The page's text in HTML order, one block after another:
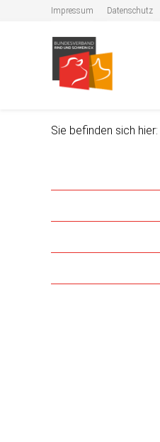
Impressum Datenschutz
Sie befinden sich hier: